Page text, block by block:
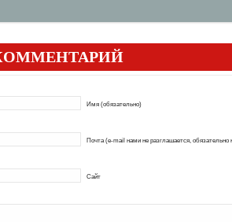
Имя (обязательно)
Почта (e-mail нами не разглашается, обязательно
Сайт